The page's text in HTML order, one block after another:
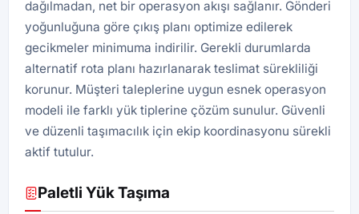
dağılmadan, net bir operasyon akışı sağlanır. Gönderi
yoğunluğuna göre çıkış planı optimize edilerek
gecikmeler minimuma indirilir. Gerekli durumlarda
alternatif rota planı hazırlanarak teslimat sürekliliği
korunur. Müşteri taleplerine uygun esnek operasyon
modeli ile farklı yük tiplerine çözüm sunulur. Güvenli
ve düzenli taşımacılık için ekip koordinasyonu sürekli
aktif tutulur.
Paletli Yük Taşıma